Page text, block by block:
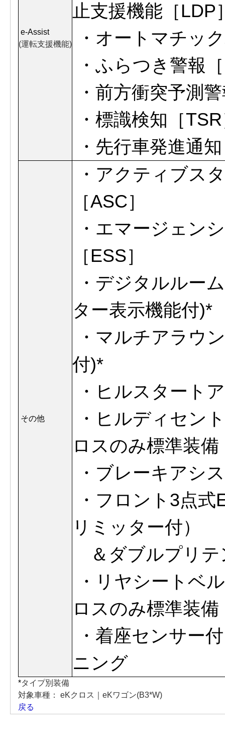
e-Assist
(運転支援機能)
止支援機能［LDP
・オートマチッ
・ふらつき警報
・前方衝突予測
・標識検知［
・先行車発進通
その他
・アクティブス
［ASC］
・ エマージェン
［ESS］
・デジタルルー
ター表示機能付)*
・マルチアラウ
付)*
・ヒルスタート
・ヒルディセン
ロスのみ標準装備
・ブレーキアシ
・フロント3点
リミッター付）
＆ダブルプリテ
・リヤシートベ
ロスのみ標準装備
・着座センサー
ニング
*タイプ別装備
対象車種：
eKクロス｜eKワゴン(B3*W)
戻る